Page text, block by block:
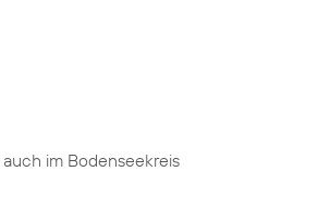
im Bodenseekreis